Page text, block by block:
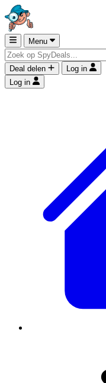
Menu
Deal delen
Log in
Log in